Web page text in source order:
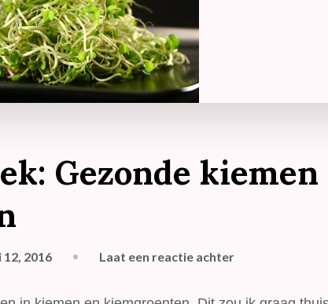
Gezonde kiemen
12, 2016 Laat een reactie achterop
van